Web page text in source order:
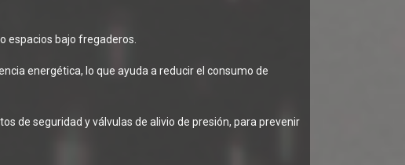
espacios bajo fregaderos.
energética, lo que ayuda a reducir el consumo de
de seguridad y válvulas de alivio de presión, para prevenir